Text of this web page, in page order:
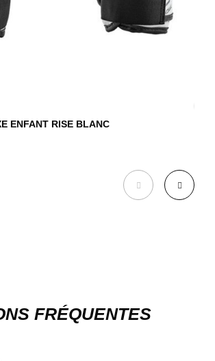
ENFANT RISE BLANC
FRÉQUENTES